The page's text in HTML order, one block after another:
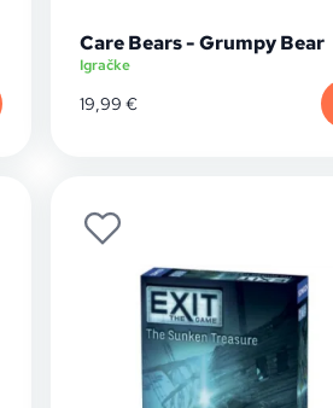
Care Bears - Grumpy Bear
Igračke
19,99 €